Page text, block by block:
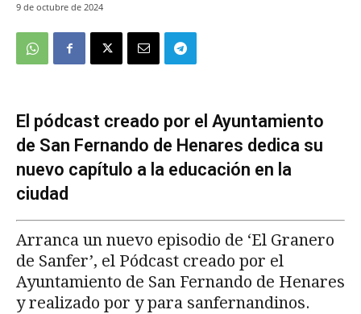
9 de octubre de 2024
El pódcast creado por el Ayuntamiento
de San Fernando de Henares dedica su
nuevo capítulo a la educación en la
ciudad
Arranca un nuevo episodio de ‘El Granero
de Sanfer’, el Pódcast creado por el
Ayuntamiento de San Fernando de Henares
y realizado por y para sanfernandinos.